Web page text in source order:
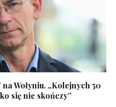
Wołyniu. „Kolejnych 50
się nie skończy”